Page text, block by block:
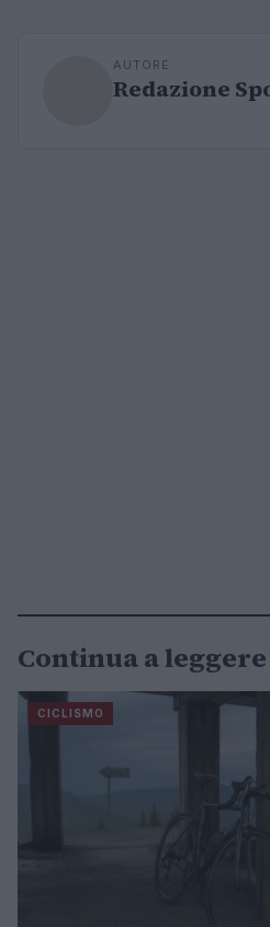
AUTORE
Redazione
Continua a leggere
CICLISMO